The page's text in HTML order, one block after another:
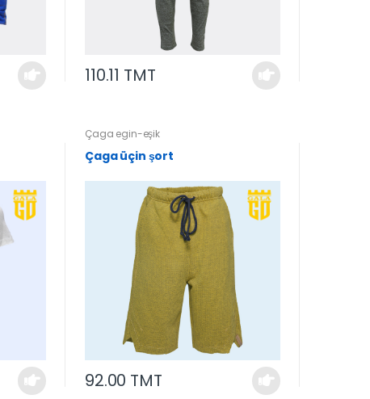
110.11 TMT
Çaga egin-eşik
Çaga üçin şort
92.00 TMT